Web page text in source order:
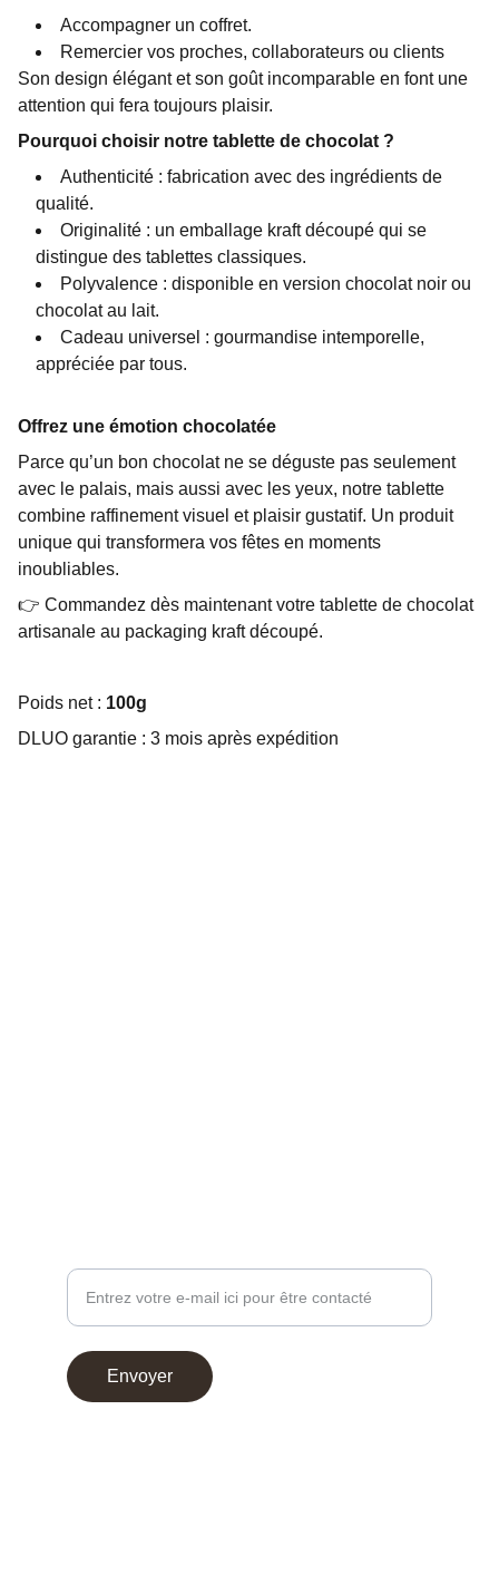
Accompagner un coffret.
Remercier vos proches, collaborateurs ou clients
Son design élégant et son goût incomparable en font une
attention qui fera toujours plaisir.
Pourquoi choisir notre tablette de chocolat ?
Authenticité : fabrication avec des ingrédients de
qualité.
Originalité : un emballage kraft découpé qui se
distingue des tablettes classiques.
Polyvalence : disponible en version chocolat noir ou
chocolat au lait.
Cadeau universel : gourmandise intemporelle,
appréciée par tous.
Offrez une émotion chocolatée
Parce qu’un bon chocolat ne se déguste pas seulement
avec le palais, mais aussi avec les yeux, notre tablette
combine raffinement visuel et plaisir gustatif. Un produit
unique qui transformera vos fêtes en moments
inoubliables.
👉 Commandez dès maintenant votre tablette de chocolat
artisanale au packaging kraft découpé.
Poids net : 100g
DLUO garantie : 3 mois après expédition
Envoyer